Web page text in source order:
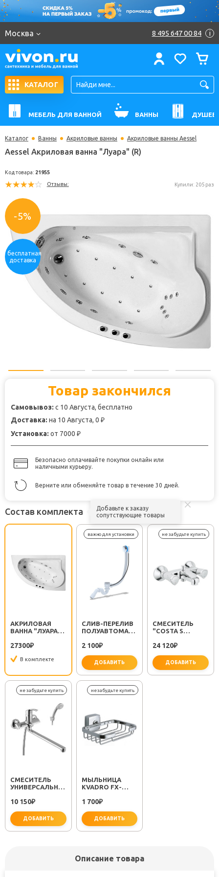
Москва 8 495 647 00 84 i
КАТАЛОГ
МЕБЕЛЬ ДЛЯ ВАННОЙ ВАННЫ
Каталог Ванны Акриловые ванны Акриловые ванны Aessel
-5%
бесплатная
доставка
Товар закончился
Самовывоз: с 10 Августа, бесплатно
Доставка: на 10 Августа, 0 ₽
Установка: от 7000 ₽
Безопасно оплачивайте покупки онлайн или
наличными курьеру.
Верните или обменяйте товар в течение 30 дней.
Aessel Акриловая ванна "Луара" (R)
Состав комплекта
Добавьте к заказу
сопутствующие товары
АКРИЛОВАЯ
ВАННА "ЛУАРА"
27300₽
В комплекте
важно для установки
CЛИВ-ПЕРЕЛИВ
ПОЛУАВТОМАТ
2 100₽
ДОБАВИТЬ
не
СМЕСИТЕЛЬ
"COSTA S
24 120₽
ДОБАВИТЬ
не забудьте купить
СМЕСИТЕЛЬ
УНИВЕРСАЛЬНЫЙ
LM1151C"
10 150₽
ДОБАВИТЬ
не забудьте купить
МЫЛЬНИЦА
KVADRO FX-
1 700₽
ДОБАВИТЬ
Описание товара